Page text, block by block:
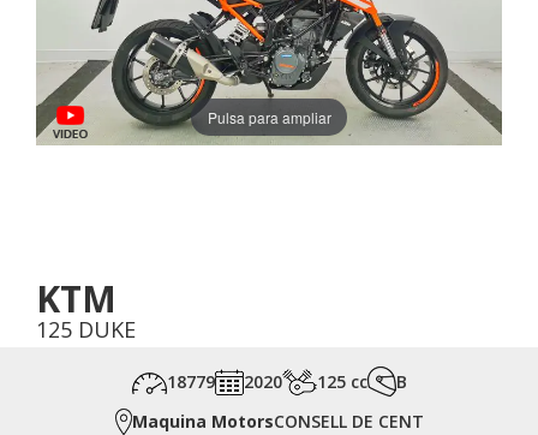
Pulsa para ampliar
KTM
125 DUKE
18779 2020 125 cc
B
Maquina MotorsCONSELL DE CENT